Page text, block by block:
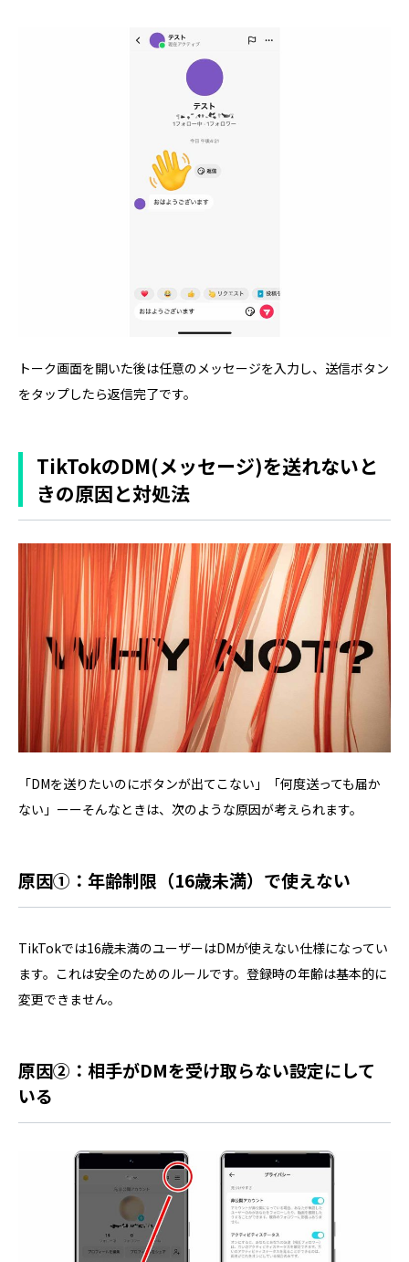
トーク画面を開いた後は任意のメッセージを入力し、送信ボタン
をタップしたら返信完了です。
TikTokのDM(メッセージ)を送れないと
きの原因と対処法
「DMを送りたいのにボタンが出てこない」「何度送っても届か
ない」ーーそんなときは、次のような原因が考えられます。
原因①：年齢制限（16歳未満）で使えない
TikTokでは16歳未満のユーザーはDMが使えない仕様になってい
ます。これは安全のためのルールです。登録時の年齢は基本的に
変更できません。
原因②：相手がDMを受け取らない設定にして
いる